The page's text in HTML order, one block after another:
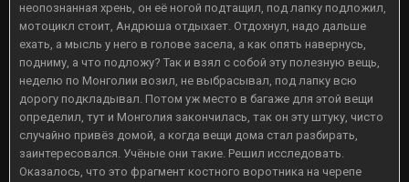
неопознанная хрень, он её ногой подтащил, под лапку подложил,
мотоцикл стоит, Андрюша отдыхает. Отдохнул, надо дальше
ехать, а мысль у него в голове засела, а как опять навернусь,
подниму, а что подложу? Так и взял с собой эту полезную вещь,
неделю по Монголии возил, не выбрасывал, под лапку всю
дорогу подкладывал. Потом уж место в багаже для этой вещи
определил, тут и Монголия закончилась, так он эту штуку, чисто
случайно привёз домой, а когда вещи дома стал разбирать,
заинтересовался. Учёные они такие. Решил исследовать.
Оказалось, что это фрагмент костного воротника на черепе